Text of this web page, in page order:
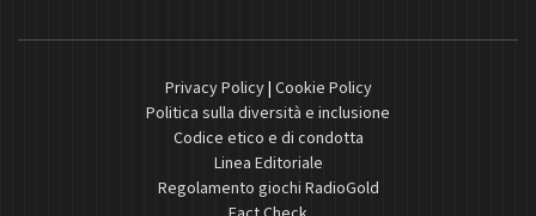
Privacy Policy| Cookie Policy
Politica sulla diversità e inclusione
Codice etico e di condotta
Linea Editoriale
Regolamento giochi RadioGold